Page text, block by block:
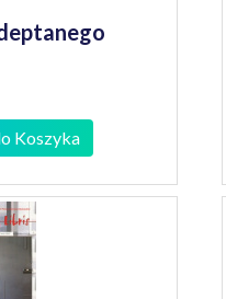
Koszyka